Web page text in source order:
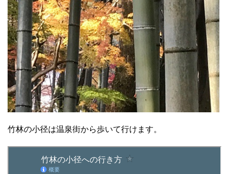
竹林の小径は温泉街から歩いて行けます。